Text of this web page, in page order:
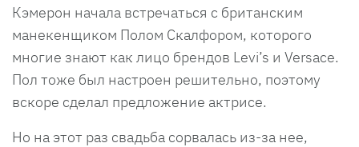
Кэмерон начала встречаться с британским
манекенщиком Полом Скалфором, которого
многие знают как лицо брендов Levi’s и Versace.
Пол тоже был настроен решительно, поэтому
вскоре сделал предложение актрисе.
Но на этот раз свадьба сорвалась из-за нее,